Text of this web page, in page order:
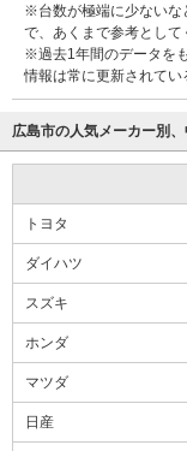
※台数が極端に少ないな
で、あくまで参考として
※過去1年間のデータを
情報は常に更新されてい
広島市の人気メーカー別
トヨタ
ダイハツ
スズキ
ホンダ
マツダ
日産